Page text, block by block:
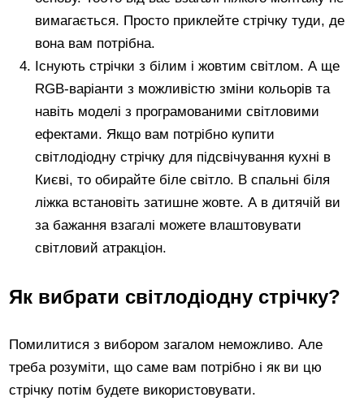
вимагається. Просто приклейте стрічку туди, де
вона вам потрібна.
Існують стрічки з білим і жовтим світлом. А ще
RGB-варіанти з можливістю зміни кольорів та
навіть моделі з програмованими світловими
ефектами. Якщо вам потрібно купити
світлодіодну стрічку для підсвічування кухні в
Києві, то обирайте біле світло. В спальні біля
ліжка встановіть затишне жовте. А в дитячій ви
за бажання взагалі можете влаштовувати
світловий атракціон.
Як вибрати світлодіодну стрічку?
Помилитися з вибором загалом неможливо. Але
треба розуміти, що саме вам потрібно і як ви цю
стрічку потім будете використовувати.